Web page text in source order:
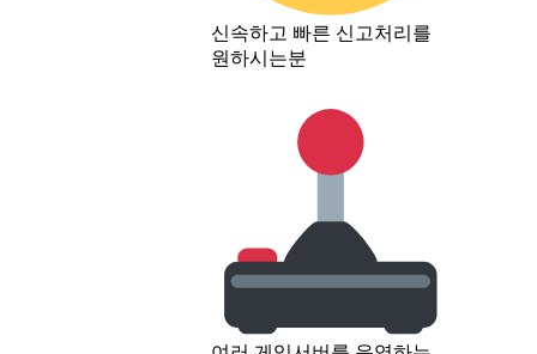
신속하고 빠른 신고처리를
원하시는분